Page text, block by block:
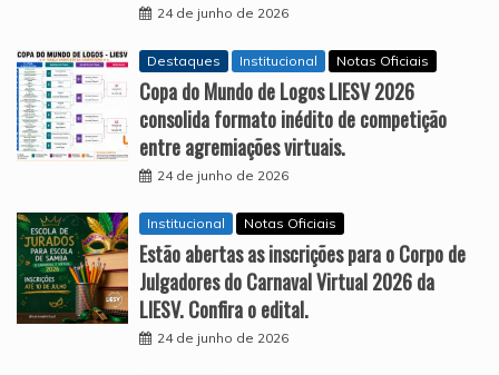
24 de junho de 2026
Destaques Institucional Notas Oficiais
Copa do Mundo de Logos LIESV 2026
consolida formato inédito de competição
entre agremiações virtuais.
24 de junho de 2026
Institucional Notas Oficiais
Estão abertas as inscrições para o Corpo de
Julgadores do Carnaval Virtual 2026 da
LIESV. Confira o edital.
24 de junho de 2026